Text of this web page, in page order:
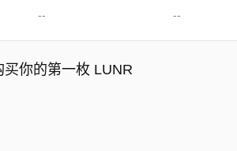
-- --
买你的第一枚 LUNR